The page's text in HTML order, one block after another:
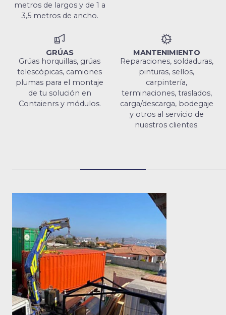
metros de largos y de 1 a
3,5 metros de ancho.
GRÚAS
Grúas horquillas, grúas
telescópicas, camiones
plumas para el montaje
de tu solución en
Contaienrs y módulos.
MANTENIMIENTO
Reparaciones, soldaduras,
pinturas, sellos,
carpintería,
terminaciones, traslados,
carga/descarga, bodegaje
y otros al servicio de
nuestros clientes.